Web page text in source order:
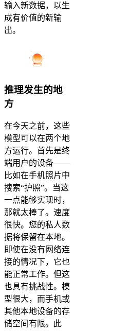
输入新数据，以生
成有价值的新输
出。
推理发生的地
方
在今天之前，这些
模型可以在两个地
方运行。首先是终
端用户的设备——
比如在手机照片中
搜索“护照”。当这
一点能够实现时，
那就太棒了。速度
很快。您的私人数
据将保留在本地。
即使在没有网络连
接的情况下，它也
能正常工作。但这
也具有挑战性。模
型很大，而手机或
其他本地设备的存
储空间有限。此